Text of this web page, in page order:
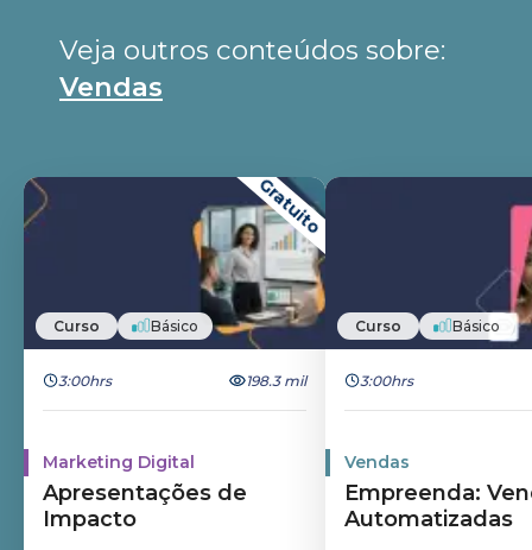
Vendas
Gratuito
Curso Básico
3:00hrs 198.3 mil
Marketing Digital
Apresentações de
Impacto
Curso Básico
3:00hrs
Vendas
Empreenda:
Automatizadas